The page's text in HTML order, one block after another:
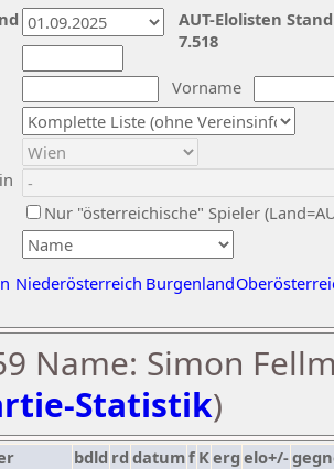
Vorname
Nur "österreichische" Spieler
Niederösterreich Burgenland
AUT-Elolisten
7.518
Name: Simon
Statistik)
bdld rd datumf Kerg elo+/-